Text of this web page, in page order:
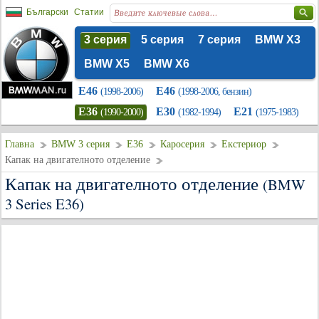
Български Статии
3 серия 5 серия 7 серия
BMW X3
BMW X5
BMW X6
E46 (1998-2006) E46 (1998-2006, бензин)
E36 (1990-2000) E30 (1982-1994) E21 (1975-1983)
Главна BMW 3 серия E36 Каросерия
Екстериор
Капак на двигателното отделение
Капак на двигателното отделение (BMW
3 Series E36)